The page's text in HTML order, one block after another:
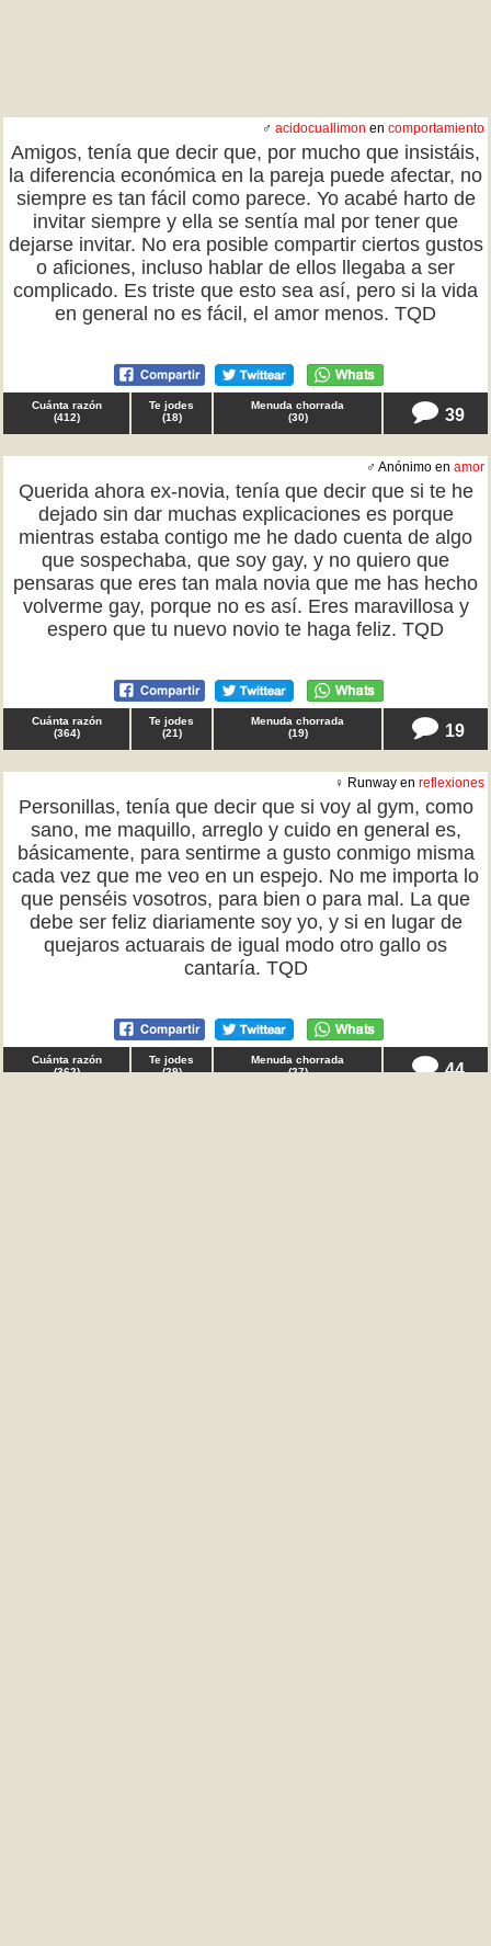
♂ acidocuallimon en comportamiento
Amigos, tenía que decir que, por mucho que insistáis,
la diferencia económica en la pareja puede afectar, no
siempre es tan fácil como parece. Yo acabé harto de
invitar siempre y ella se sentía mal por tener que
dejarse invitar. No era posible compartir ciertos gustos
o aficiones, incluso hablar de ellos llegaba a ser
complicado. Es triste que esto sea así, pero si la vida
en general no es fácil, el amor menos. TQD
Cuánta razón
(412)
Te jodes
(18)
Menuda chorrada
(30) 39
♂ Anónimo en amor
Querida ahora ex-novia, tenía que decir que si te he
dejado sin dar muchas explicaciones es porque
mientras estaba contigo me he dado cuenta de algo
que sospechaba, que soy gay, y no quiero que
pensaras que eres tan mala novia que me has hecho
volverme gay, porque no es así. Eres maravillosa y
espero que tu nuevo novio te haga feliz. TQD
Cuánta razón
(364)
Te jodes
(21)
Menuda chorrada
(19) 19
♀ Runway en reflexiones
Personillas, tenía que decir que si voy al gym, como
sano, me maquillo, arreglo y cuido en general es,
básicamente, para sentirme a gusto conmigo misma
cada vez que me veo en un espejo. No me importa lo
que penséis vosotros, para bien o para mal. La que
debe ser feliz diariamente soy yo, y si en lugar de
quejaros actuarais de igual modo otro gallo os
cantaría. TQD
Cuánta razón
(362)
Te jodes
(29)
Menuda chorrada
(27) 44